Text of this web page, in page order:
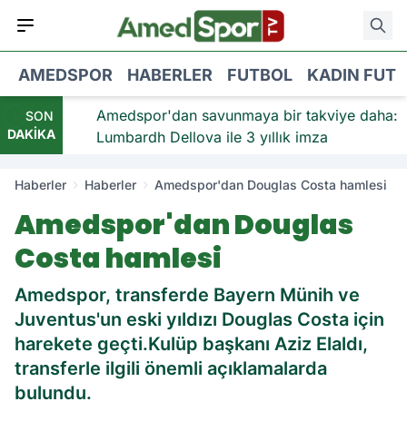
AMEDSPOR HABERLER FUTBOL KADIN
SON
DAKİKA
Amedspor'dan savunmaya bir takviye daha:
Lumbardh Dellova ile 3 yıllık imza
Haberler Haberler Amedspor'dan Douglas Costa hamlesi
Amedspor'dan Douglas
Costa hamlesi
Amedspor, transferde Bayern Münih ve
Juventus'un eski yıldızı Douglas Costa için
harekete geçti.Kulüp başkanı Aziz Elaldı,
transferle ilgili önemli açıklamalarda
bulundu.